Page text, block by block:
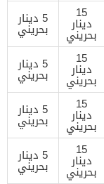
15
دينار
بحريني
5 دينار
بحريني
15
دينار
بحريني
5 دينار
بحريني
15
دينار
بحريني
5 دينار
بحريني
15
دينار
بحريني
5 دينار
بحريني